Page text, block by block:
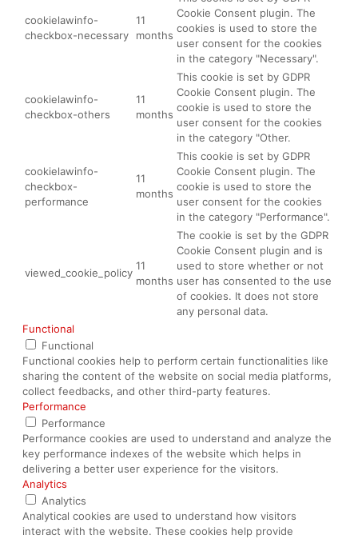
cookielawinfo-
checkbox-necessary
11
months
Cookie Consent plugin. The
cookies is used to store the
user consent for the cookies
in the category "Necessary".
cookielawinfo-
checkbox-others
11
months
This cookie is set by GDPR
Cookie Consent plugin. The
cookie is used to store the
user consent for the cookies
in the category "Other.
cookielawinfo-
checkbox-
performance
11
months
This cookie is set by GDPR
Cookie Consent plugin. The
cookie is used to store the
user consent for the cookies
in the category "Performance".
viewed_cookie_policy
11
months
The cookie is set by the GDPR
Cookie Consent plugin and is
used to store whether or not
user has consented to the use
of cookies. It does not store
any personal data.
Functional
Functional
Functional cookies help to perform certain functionalities like
sharing the content of the website on social media platforms,
collect feedbacks, and other third-party features.
Performance
Performance
Performance cookies are used to understand and analyze the
key performance indexes of the website which helps in
delivering a better user experience for the visitors.
Analytics
Analytics
Analytical cookies are used to understand how visitors
interact with the website. These cookies help provide